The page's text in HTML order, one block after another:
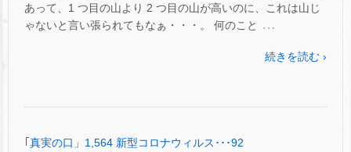
あって、1 つ目の山より 2 つ目の山が高いのに、これは山じ
ゃないと言い張られてもなぁ・・・。 何のこと
…
続きを読む ›
｢真実の口」1,564 新型コロナウィルス･･･92